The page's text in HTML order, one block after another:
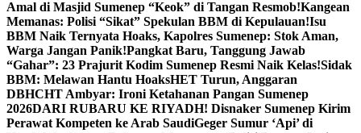
Amal di Masjid Sumenep “Keok” di Tangan Resmob!Kangean
Memanas: Polisi “Sikat” Spekulan BBM di Kepulauan!Isu
BBM Naik Ternyata Hoaks, Kapolres Sumenep: Stok Aman,
Warga Jangan Panik!Pangkat Baru, Tanggung Jawab
“Gahar”: 23 Prajurit Kodim Sumenep Resmi Naik Kelas!Sidak
BBM: Melawan Hantu HoaksHET Turun, Anggaran
DBHCHT Ambyar: Ironi Ketahanan Pangan Sumenep
2026DARI RUBARU KE RIYADH! Disnaker Sumenep Kirim
Perawat Kompeten ke Arab SaudiGeger Sumur ‘Api’ di